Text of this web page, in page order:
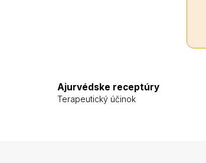
Ajurvédske receptúry
Terapeutický účinok